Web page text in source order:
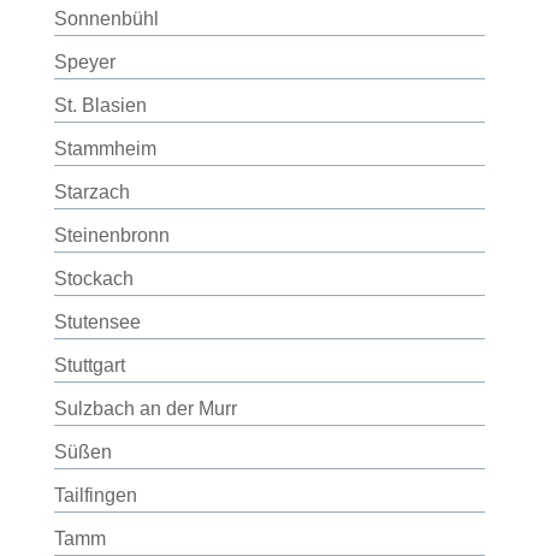
Sonnenbühl
Speyer
St. Blasien
Stammheim
Starzach
Steinenbronn
Stockach
Stutensee
Stuttgart
Sulzbach an der Murr
Süßen
Tailfingen
Tamm